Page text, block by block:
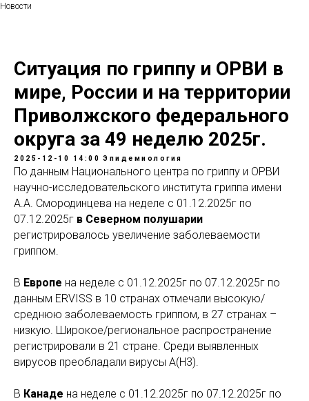
Новости
Ситуация по гриппу и ОРВИ в
мире, России и на территории
Приволжского федерального
округа за 49 неделю 2025г.
2025-12-10 14:00 Эпидемиология
По данным Национального центра по гриппу и ОРВИ
научно-исследовательского института гриппа имени
А.А. Смородинцева на неделе с 01.12.2025г по
07.12.2025г в Северном полушарии
регистрировалось увеличение заболеваемости
гриппом.
В Европе на неделе с 01.12.2025г по 07.12.2025г по
данным ERVISS в 10 странах отмечали высокую/
среднюю заболеваемость гриппом, в 27 странах –
низкую. Широкое/региональное распространение
регистрировали в 21 стране. Среди выявленных
вирусов преобладали вирусы А(Н3).
В Канаде на неделе с 01.12.2025г по 07.12.2025г по